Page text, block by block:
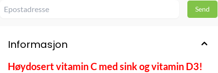
Informasjon
Høydosert vitamin C med sink og vitamin D3!